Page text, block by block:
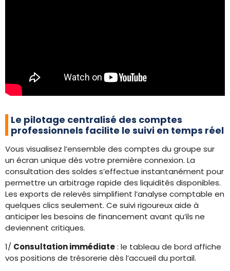
Le pilotage centralisé des comptes
professionnels facilite le suivi en temps réel
Vous visualisez l’ensemble des comptes du groupe sur
un écran unique dès votre première connexion. La
consultation des soldes s’effectue instantanément pour
permettre un arbitrage rapide des liquidités disponibles.
Les exports de relevés simplifient l’analyse comptable en
quelques clics seulement. Ce suivi rigoureux aide à
anticiper les besoins de financement avant qu’ils ne
deviennent critiques.
1/ Consultation immédiate: le tableau de bord affiche
vos positions de trésorerie dès l’accueil du portail.